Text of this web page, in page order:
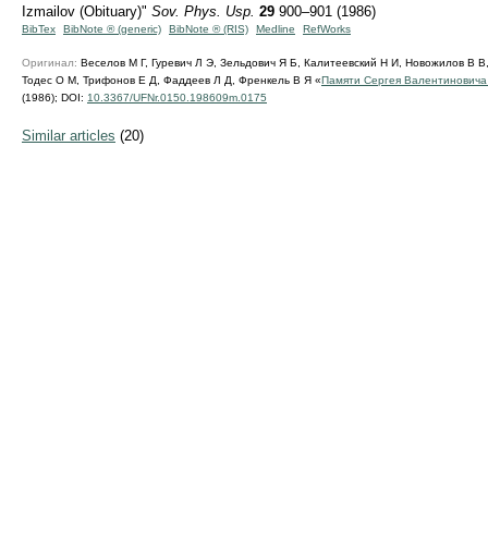
Izmailov (Obituary)" Sov. Phys. Usp. 29 900–901 (1986)
BibTex BibNote ® (generic) BibNote ® (RIS) Medline RefWorks
Оригинал: Веселов М Г, Гуревич Л Э, Зельдович Я Б, Калитеевский Н И, Новожилов
Тодес О М, Трифонов Е Д, Фаддеев Л Д, Френкель В Я «Памяти Сергея
(1986); DOI: 10.3367/UFNr.0150.198609m.0175
Similar articles (20)